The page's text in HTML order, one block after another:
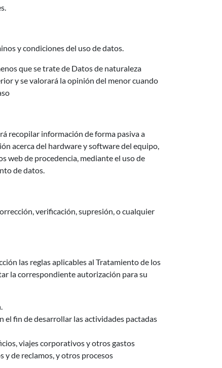
y condiciones del uso de datos.
que se trate de Datos de naturaleza
y se valorará la opinión del menor cuando
recopilar información de forma pasiva a
acerca del hardware y software del equipo,
web de procedencia, mediante el uso de
de datos.
verificación, supresión, o cualquier
las reglas aplicables al Tratamiento de los
la correspondiente autorización para su
el fin de desarrollar las actividades pactadas
viajes corporativos y otros gastos
y de reclamos, y otros procesos